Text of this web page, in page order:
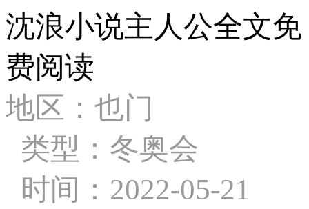
沈浪小说主人公全文免
费阅读
地区：也门
类型：冬奥会
时间：2022-05-21